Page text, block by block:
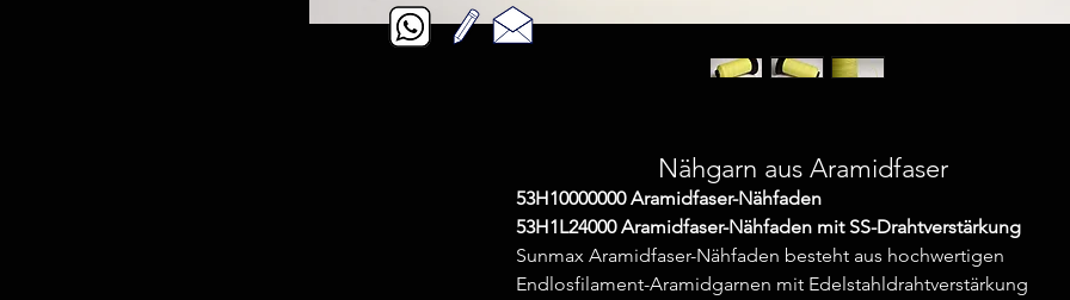
Nähgarn aus Aramidfaser
53H10000000 Aramidfaser-Nähfaden
53H1L24000 Aramidfaser-Nähfaden mit SS-Drahtverstärkung
Sunmax Aramidfaser-Nähfaden besteht aus hochwertigen
Endlosfilament-Aramidgarnen mit Edelstahldrahtverstärkung